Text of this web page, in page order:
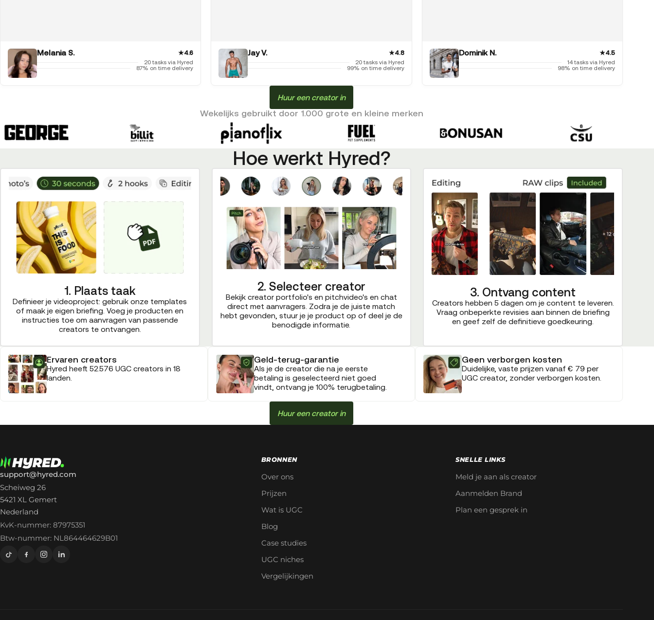
Melania S. ★4.6
20 tasks via Hyred
87% on time delivery
Jay V. ★4.8
20 tasks via Hyred
99% on time delivery
Dominik N. ★4.5
14 tasks via Hyred
98% on time delivery
Huur een creator in
Wekelijks gebruikt door 1.000 grote en kleine merken
Hoe werkt Hyred?
1. Plaats taak
Definieer je videoproject: gebruik onze templates
of maak je eigen briefing. Voeg je producten en
instructies toe om aanvragen van passende
creators te ontvangen.
2. Selecteer creator
Bekijk creator portfolio's en pitchvideo's en chat
direct met aanvragers. Zodra je de juiste match
hebt gevonden, stuur je je product op of deel je de
benodigde informatie.
3. Ontvang content
Creators hebben 5 dagen om je content te leveren.
Vraag onbeperkte revisies aan binnen de briefing
en geef zelf de definitieve goedkeuring.
Ervaren creators
Hyred heeft 52.576 UGC creators in 18
landen.
Geld-terug-garantie
Als je de creator die na je eerste
betaling is geselecteerd niet goed
vindt, ontvang je 100% terugbetaling.
Geen verborgen kosten
Duidelijke, vaste prijzen vanaf € 79 per
UGC creator, zonder verborgen kosten.
Huur een creator in
support@hyred.com
Scheiweg 26
5421 XL Gemert
Nederland
KvK-nummer: 87975351
Btw-nummer: NL864464629B01
BRONNEN
Over ons
Prijzen
Wat is UGC
Blog
Case studies
UGC niches
Vergelijkingen
SNELLE LINKS
Meld je aan als creator
Aanmelden Brand
Plan een gesprek in